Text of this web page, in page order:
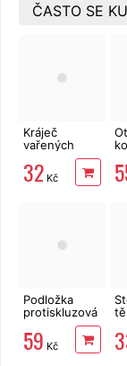
ČASTO SE
Kráječ
vařených
struna
32 Kč
Podložka
protiskluzová
univerzální
transparentní
122 x 46 cm
59 Kč